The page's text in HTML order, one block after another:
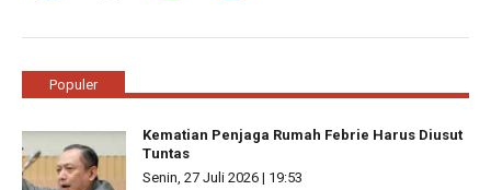
Populer
Kematian Penjaga Rumah Febrie Harus Diusut
Tuntas
Senin, 27 Juli 2026 | 19:53